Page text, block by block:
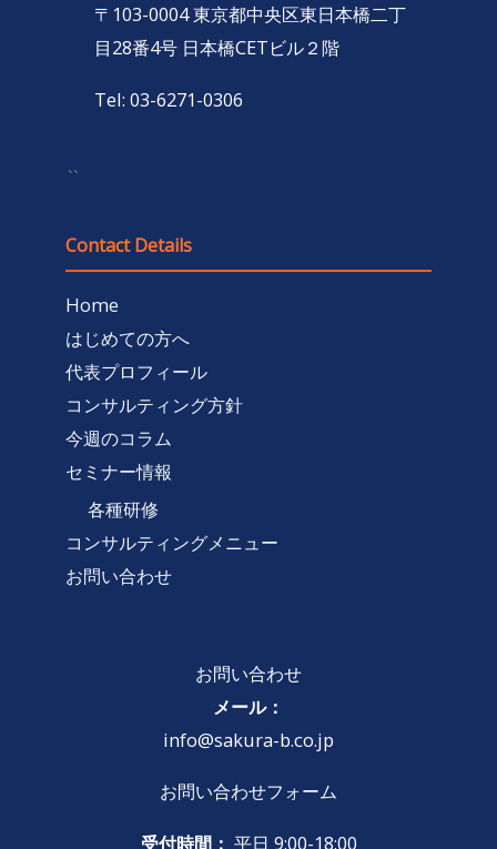
〒103-0004 東京都中央区東日本橋二丁
目28番4号 日本橋CETビル２階
Tel: 03-6271-0306
``
Contact Details
Home
はじめての方へ
代表プロフィール
コンサルティング方針
今週のコラム
セミナー情報
各種研修
コンサルティングメニュー
お問い合わせ
お問い合わせ
メール：
info@sakura-b.co.jp
お問い合わせフォーム
受付時間： 平日 9:00-18:00